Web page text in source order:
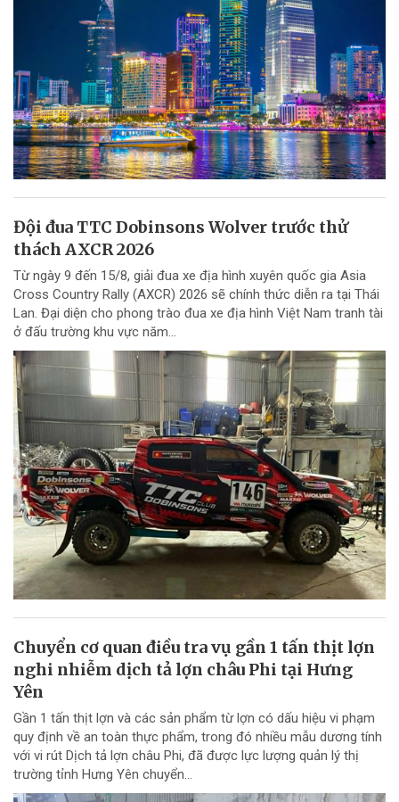
Đội đua TTC Dobinsons Wolver trước thử
thách AXCR 2026
Từ ngày 9 đến 15/8, giải đua xe địa hình xuyên quốc gia Asia
Cross Country Rally (AXCR) 2026 sẽ chính thức diễn ra tại Thái
Lan. Đại diện cho phong trào đua xe địa hình Việt Nam tranh tài
ở đấu trường khu vực năm...
Chuyển cơ quan điều tra vụ gần 1 tấn thịt lợn
nghi nhiễm dịch tả lợn châu Phi tại Hưng
Yên
Gần 1 tấn thịt lợn và các sản phẩm từ lợn có dấu hiệu vi phạm
quy định về an toàn thực phẩm, trong đó nhiều mẫu dương tính
với vi rút Dịch tả lợn châu Phi, đã được lực lượng quản lý thị
trường tỉnh Hưng Yên chuyển...